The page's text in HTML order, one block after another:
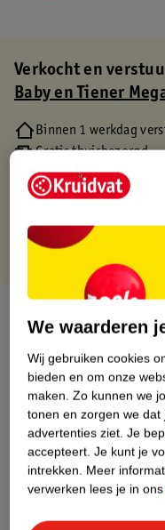
Verkocht en
Baby en Tiener
Binnen 1 werkdag
Gratis thuisbezorgd
Gratis retourneren via
Gratis punten met je
Productinformatie
Etiketinformatie
Nature Impact
Dit
We waarderen
Wij gebruiken cookies
bieden en om onze
maken. Zo kunnen we
tonen en zorgen we
advertenties ziet. Je
accepteert. Je kunt je
intrekken. Meer
verwerken lees je in ons